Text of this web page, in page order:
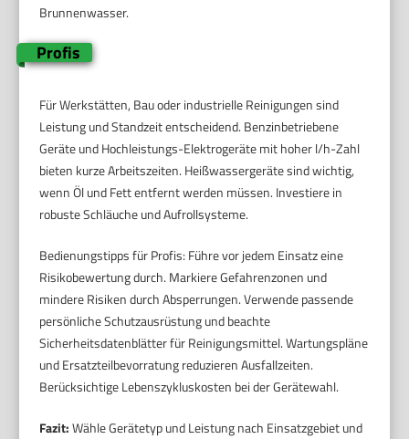
Brunnenwasser.
Profis
Für Werkstätten, Bau oder industrielle Reinigungen sind
Leistung und Standzeit entscheidend. Benzinbetriebene
Geräte und Hochleistungs-Elektrogeräte mit hoher l/h-Zahl
bieten kurze Arbeitszeiten. Heißwassergeräte sind wichtig,
wenn Öl und Fett entfernt werden müssen. Investiere in
robuste Schläuche und Aufrollsysteme.
Bedienungstipps für Profis: Führe vor jedem Einsatz eine
Risikobewertung durch. Markiere Gefahrenzonen und
mindere Risiken durch Absperrungen. Verwende passende
persönliche Schutzausrüstung und beachte
Sicherheitsdatenblätter für Reinigungsmittel. Wartungspläne
und Ersatzteilbevorratung reduzieren Ausfallzeiten.
Berücksichtige Lebenszykluskosten bei der Gerätewahl.
Fazit:Wähle Gerätetyp und Leistung nach Einsatzgebiet und